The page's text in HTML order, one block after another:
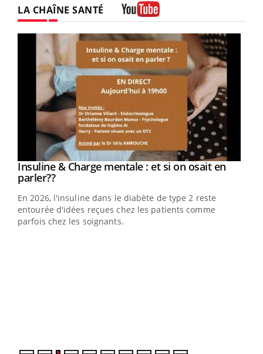
LA CHAÎNE SANTÉ
Youtube
Insuline & Charge mentale : et si on osait en
parler??Youtube
En 2026, l'insuline dans le diabète de type 2 reste
entourée d'idées reçues chez les patients comme
parfois chez les soignants.